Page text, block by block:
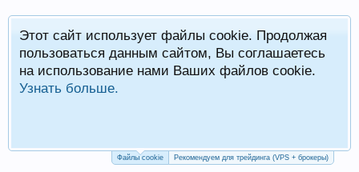
Этот сайт использует файлы cookie. Продолжая
пользоваться данным сайтом, Вы соглашаетесь
на использование нами Ваших файлов cookie.
Узнать больше.
Файлы cookie Рекомендуем для трейдинга (VPS + брокеры)